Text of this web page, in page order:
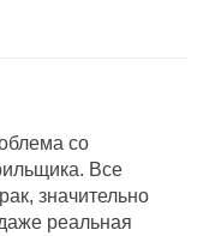
со
Все
значительно
реальная